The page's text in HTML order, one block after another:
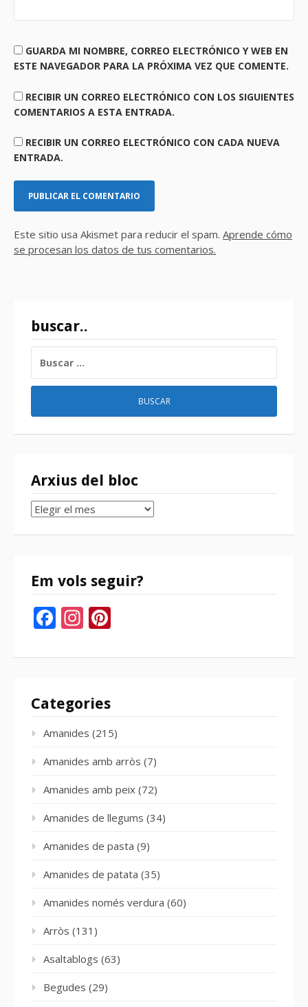
GUARDA MI NOMBRE, CORREO ELECTRÓNICO Y WEB EN
ESTE NAVEGADOR PARA LA PRÓXIMA VEZ QUE COMENTE.
RECIBIR UN CORREO ELECTRÓNICO CON LOS SIGUIENTES
COMENTARIOS A ESTA ENTRADA.
RECIBIR UN CORREO ELECTRÓNICO CON CADA NUEVA
ENTRADA.
Este sitio usa Akismet para reducir el spam. Aprende cómo
se procesan los datos de tus comentarios.
buscar..
Arxius del bloc
Arxius
bloc
Em vols seguir?
Facebook
Instagram
Categories
Amanides (215)
Amanides amb arròs (7)
Amanides amb peix (72)
Amanides de llegums (34)
Amanides de pasta (9)
Amanides de patata (35)
Amanides només verdura (60)
Arròs (131)
Asaltablogs (63)
Begudes (29)